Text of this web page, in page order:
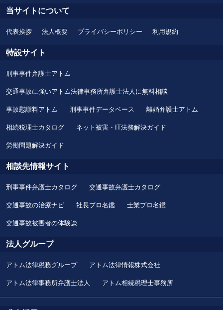
当サイトについて
代表挨拶 法人概要 プライバシーポリシー 利用規約
特設サイト
刑事事件弁護士アトム
交通事故に強いアトム法律事務所弁護士法人に無料相談
事故慰謝料アトム 刑事事件データベース 離婚弁護士アトム
相続税理士カタログ ネット被害・IT法務解決ガイド
労働問題解決ガイド
相談先情報サイト
刑事事件弁護士カタログ 交通事故弁護士カタログ
交通事故の治療ナビ 社長プロ名鑑 士業プロ名鑑
交通事故被害者の体験談
法人グループ
アトム法律税務グループ アトム法律情報株式会社
アトム法律事務所弁護士法人 アトム相続税理士事務所